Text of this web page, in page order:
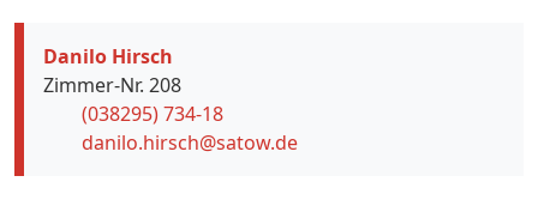
Danilo Hirsch
Zimmer-Nr. 208
(038295) 734-18
danilo.hirsch@satow.de